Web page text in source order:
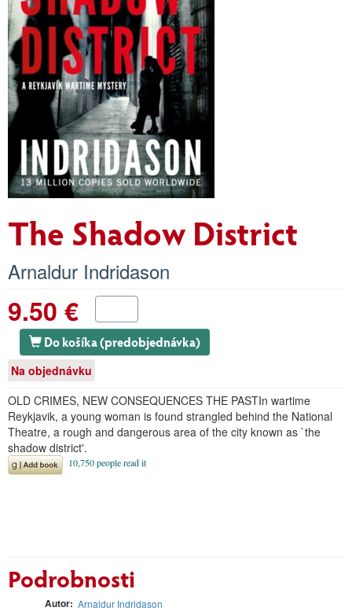
The Shadow District
Arnaldur Indridason
9.50 €
Do košíka (predobjednávka)
Na objednávku
OLD CRIMES, NEW CONSEQUENCES THE PASTIn wartime
Reykjavik, a young woman is found strangled behind the National
Theatre, a rough and dangerous area of the city known as `the
shadow district'.
Podrobnosti
Autor Arnaldur Indridason